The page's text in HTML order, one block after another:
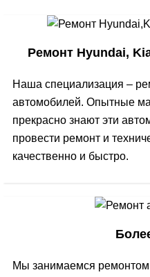
Ремонт Hyundai,
Наша специализация –
автомобилей. Опытные
прекрасно знают эти
провести ремонт и
качественно и быстро.
Мы занимаемся ремонтом